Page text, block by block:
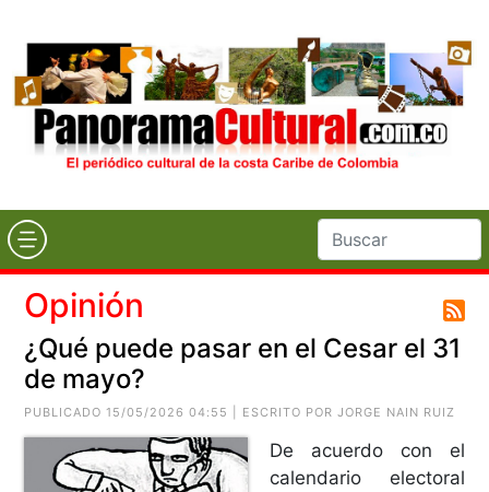
Opinión
¿Qué puede pasar en el Cesar el 31
de mayo?
PUBLICADO 15/05/2026 04:55 | ESCRITO PORJORGE NAIN RUIZ
De acuerdo con el
calendario electoral